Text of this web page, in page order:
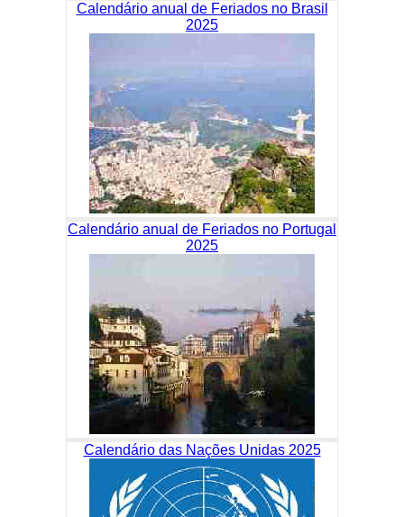
Calendário anual de Feriados no Brasil
2025
Calendário anual de Feriados no Portugal
2025
Calendário das Nações Unidas 2025